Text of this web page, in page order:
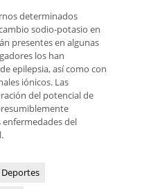
determinados
sodio-potasio en
presentes en algunas
los han
epilepsia, así como con
iónicos. Las
del potencial de
enfermedades del
Deportes